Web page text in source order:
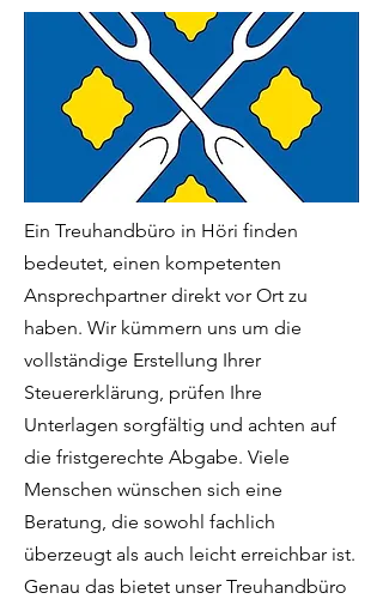
Ein Treuhandbüro in Höri finden
bedeutet, einen kompetenten
Ansprechpartner direkt vor Ort zu
haben. Wir kümmern uns um die
vollständige Erstellung Ihrer
Steuererklärung, prüfen Ihre
Unterlagen sorgfältig und achten auf
die fristgerechte Abgabe. Viele
Menschen wünschen sich eine
Beratung, die sowohl fachlich
überzeugt als auch leicht erreichbar ist.
Genau das bietet unser Treuhandbüro